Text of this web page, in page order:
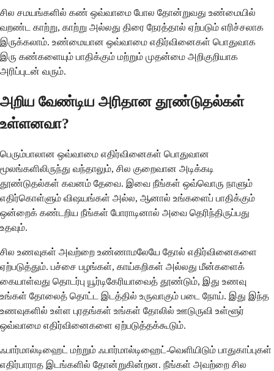
சில சமயங்களில் கண் ஒவ்வாமை போல தோன்றுவது உண்மையில்
வறண்ட காற்று, காற்று அல்லது திரை நேரத்தால் ஏற்படும் எரிச்சலாக
இருக்கலாம். உண்மையான ஒவ்வாமை எதிர்வினைகள் பொதுவாக
இரு கண்களையும் பாதிக்கும் மற்றும் முதன்மை அறிகுறியாக
அரிப்புடன் வரும்.
அறிய வேண்டிய அரிதான தூண்டுதல்கள்
உள்ளனவா?
பெரும்பாலான ஒவ்வாமை எதிர்வினைகள் பொதுவான
மூலங்களிலிருந்து வந்தாலும், சில குறைவான அடிக்கடி
தூண்டுதல்கள் கவனம் தேவை. இவை நீங்கள் ஒவ்வொரு நாளும்
எதிர்கொள்ளும் விஷயங்கள் அல்ல, ஆனால் உங்களைப் பாதிக்கும்
ஒன்றைக் கண்டறிய நீங்கள் போராடினால் அவை தெரிந்திருப்பது
உதவும்.
சில உணவுகள் அவற்றை உண்ணாமலேயே தோல் எதிர்வினைகளை
ஏற்படுத்தும். பச்சை பழங்கள், காய்கறிகள் அல்லது மீன்களைக்
கையாள்வது தொடர்பு யூர்டிகேரியாவைத் தூண்டும், இது உணவு
உங்கள் தோலைத் தொட்ட இடத்தில் உருவாகும் படை நோய். இது இந்த
உணவுகளில் உள்ள புரதங்கள் உங்கள் தோலில் ஊடுருவி உள்ளூர்
ஒவ்வாமை எதிர்வினைகளை ஏற்படுத்தக்கூடும்.
ஃபார்மால்டிஹைட் மற்றும் ஃபார்மால்டிஹைட்-வெளியிடும் பாதுகாப்புகள்
எதிர்பாராத இடங்களில் தோன்றுகின்றன. நீங்கள் அவற்றை சில